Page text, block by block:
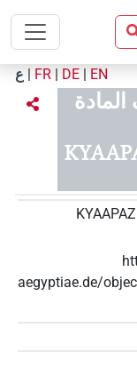
EN
|
DE
|
FR
| ع
aegyptiae.de/